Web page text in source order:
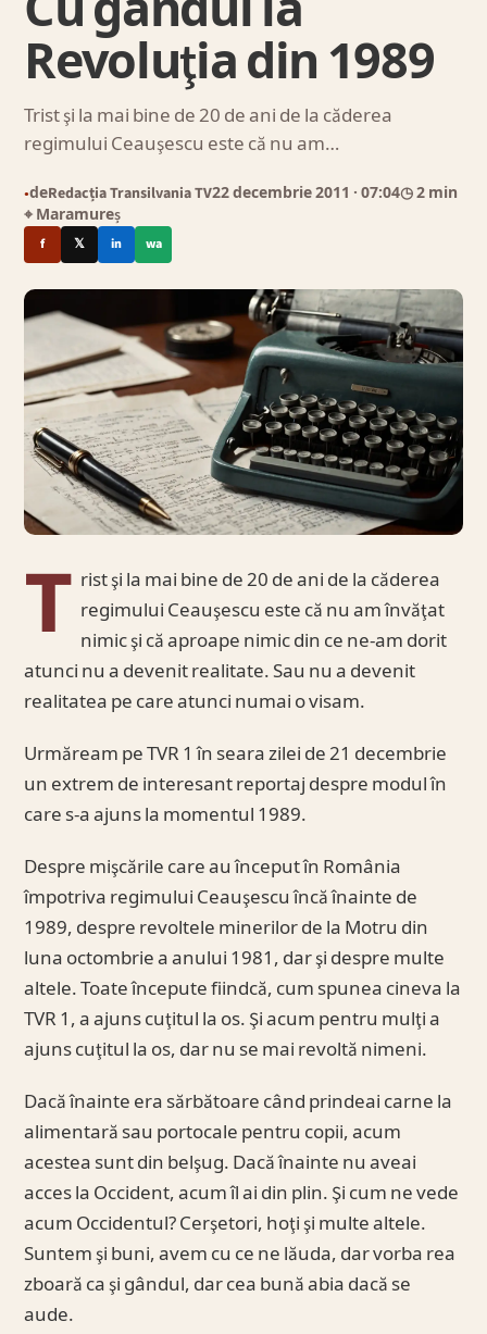
Revoluţia din 1989
Trist şi la mai bine de 20 de ani de la căderea
regimului Ceauşescu este că nu am…
●deRedacția Transilvania TV22 decembrie 2011 · 07:04◷ 2 min
⌖ Maramureș
f 𝕏 in wa
T rist şi la mai bine de 20 de ani de la căderea
regimului Ceauşescu este că nu am învăţat
nimic şi că aproape nimic din ce ne-am dorit
atunci nu a devenit realitate. Sau nu a devenit
realitatea pe care atunci numai o visam.
Urmăream pe TVR 1 în seara zilei de 21 decembrie
un extrem de interesant reportaj despre modul în
care s-a ajuns la momentul 1989.
Despre mişcările care au început în România
împotriva regimului Ceauşescu încă înainte de
1989, despre revoltele minerilor de la Motru din
luna octombrie a anului 1981, dar şi despre multe
altele. Toate începute fiindcă, cum spunea cineva la
TVR 1, a ajuns cuţitul la os. Şi acum pentru mulţi a
ajuns cuţitul la os, dar nu se mai revoltă nimeni.
Dacă înainte era sărbătoare când prindeai carne la
alimentară sau portocale pentru copii, acum
acestea sunt din belşug. Dacă înainte nu aveai
acces la Occident, acum îl ai din plin. Şi cum ne vede
acum Occidentul? Cerşetori, hoţi şi multe altele.
Suntem şi buni, avem cu ce ne lăuda, dar vorba rea
zboară ca şi gândul, dar cea bună abia dacă se
aude.